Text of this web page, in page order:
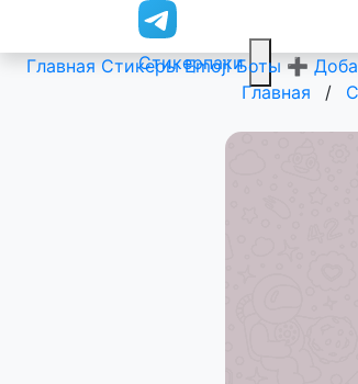
Стикерпаки
Главная Стикеры Emoji Боты ➕
Главная
/